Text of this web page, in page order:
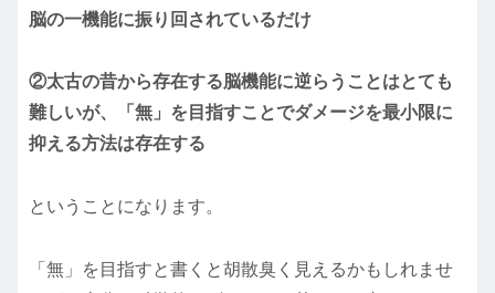
脳の一機能に振り回されているだけ
②太古の昔から存在する脳機能に逆らうことはとても
難しいが、「無」を目指すことでダメージを最小限に
抑える方法は存在する
ということになります。
「無」を目指すと書くと胡散臭く見えるかもしれませ